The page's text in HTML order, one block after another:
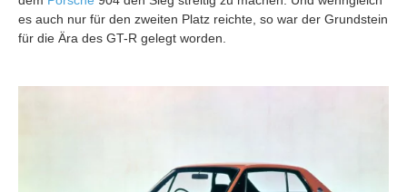
es auch nur für den zweiten Platz reichte, so war der Grundstein
für die Ära des GT-R gelegt worden.